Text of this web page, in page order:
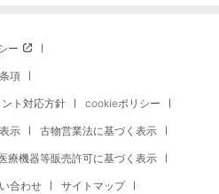
ー
項
ト対応方針 cookieポリシー
示 古物営業法に基づく表示
療機器等販売許可に基づく表示
合わせ サイトマップ